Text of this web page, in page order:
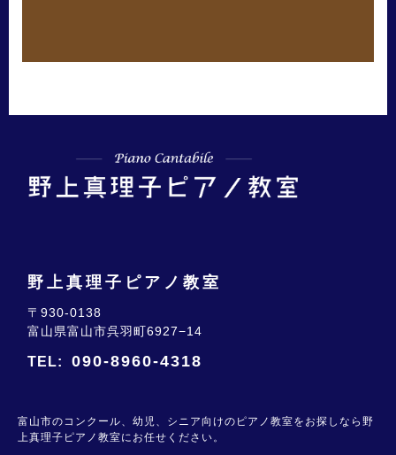
野上真理子ピアノ教室
〒930-0138
富山県富山市呉羽町6927−14
TEL: 090-8960-4318
富山市のコンクール、幼児、シニア向けのピアノ教室をお探しなら野
上真理子ピアノ教室にお任せください。